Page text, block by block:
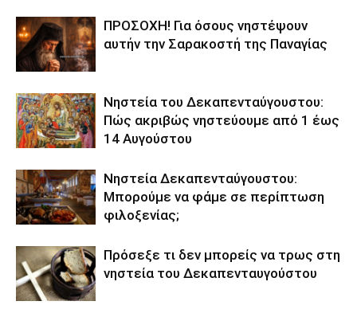
ΠΡΟΣΟΧΗ! Για όσους νηστέψουν
αυτήν την Σαρακοστή της Παναγίας
Νηστεία του Δεκαπενταύγουστου:
Πώς ακριβώς νηστεύουμε από 1 έως
14 Αυγούστου
Νηστεία Δεκαπενταύγουστου:
Μπορούμε να φάμε σε περίπτωση
φιλοξενίας;
Πρόσεξε τι δεν μπορείς να τρως στη
νηστεία του Δεκαπενταυγούστου